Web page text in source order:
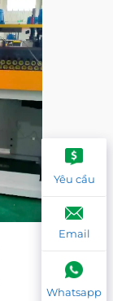
Yêu cầu
Email
Whatsapp